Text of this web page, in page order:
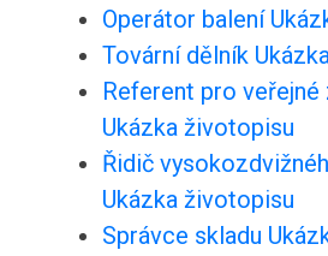
Operátor balení
Tovární dělník
Referent pro veřejné
Ukázka životopisu
Řidič
Ukázka životopisu
Správce skladu